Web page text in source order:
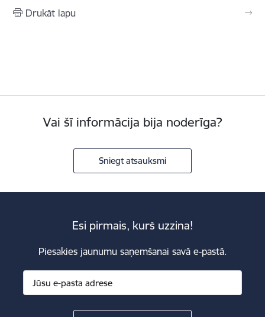
Drukāt lapu
Vai šī informācija bija noderīga?
Sniegt atsauksmi
Esi pirmais, kurš uzzina!
Piesakies jaunumu saņemšanai savā e-pastā.